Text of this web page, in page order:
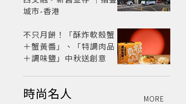
城市-香港
不只月餅！「酥炸軟殼蟹
＋蟹黃醬」、「特調肉品
＋調味鹽」中秋送創意
時尚名人 MORE